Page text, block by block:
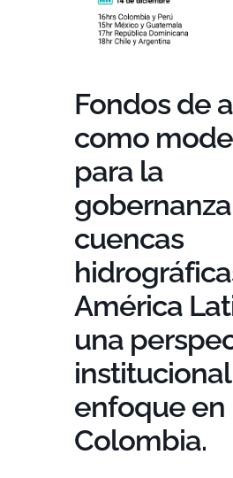
Fondos de
como
para la
cuencas
América
una
enfoque en
Colombia.